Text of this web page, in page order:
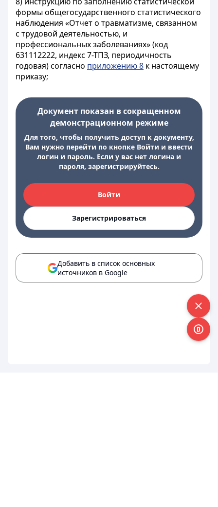
формы общегосударственного статистического
наблюдения «Отчет о травматизме, связанном
с трудовой деятельностью, и
профессиональных заболеваниях» (код
631112222, индекс 7-ТПЗ, периодичность
годовая) согласно приложению 8 к настоящему
приказу;
Документ показан в сокращенном
демонстрационном режиме
Для того, чтобы получить доступ к документу,
Вам нужно перейти по кнопке Войти и ввести
логин и пароль. Если у вас нет логина и
пароля, зарегистрируйтесь.
Войти
Зарегистрироваться
Добавить в список основных
источников в Google